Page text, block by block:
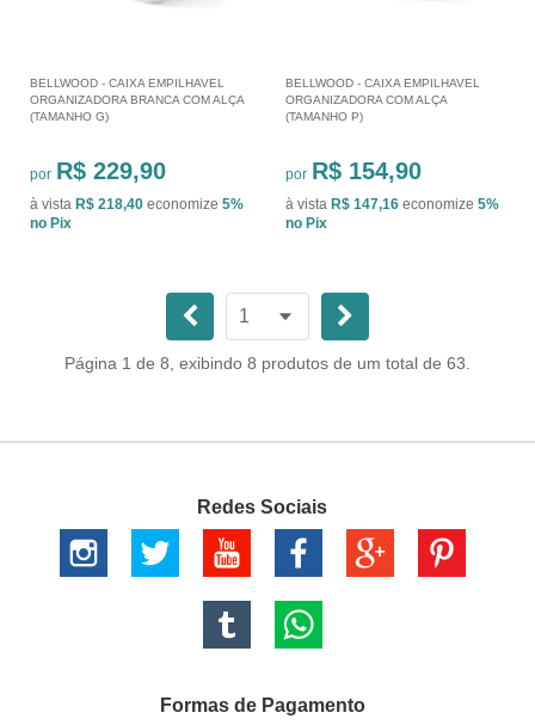
BELLWOOD - CAIXA EMPILHAVEL
ORGANIZADORA BRANCA COM ALÇA
(TAMANHO G)
por R$ 229,90
à vista R$ 218,40 economize 5%
no Pix
BELLWOOD - CAIXA EMPILHAVEL
ORGANIZADORA COM ALÇA
(TAMANHO P)
por R$ 154,90
à vista R$ 147,16 economize 5%
no Pix
Página 1 de 8, exibindo 8 produtos de um total de 63.
Redes Sociais
Formas de Pagamento